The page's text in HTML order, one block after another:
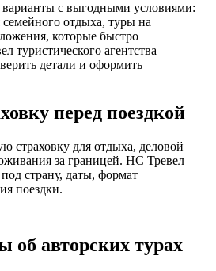
с выгодными условиями:
отдыха, туры на
которые быстро
туристического агентства
детали и оформить
перед поездкой
страховку для отдыха, деловой
за границей. НС Тревел
страну, даты, формат
поездки.
об авторских турах